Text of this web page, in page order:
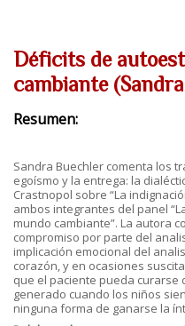
Déficits de
cambiante
Resumen:
Sandra Buechler comenta los
egoísmo y la entrega: la
Crastnopol sobre “La
ambos integrantes del panel
mundo cambiante”. La autora
compromiso por parte del
implicación emocional del
corazón, y en ocasiones
que el paciente pueda curarse
generado cuando los niños
ninguna forma de ganarse la